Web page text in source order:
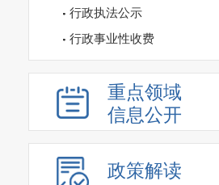
行政执法公示
行政事业性收费
重点领域
信息公开
政策解读